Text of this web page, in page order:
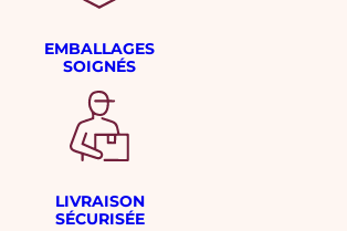
EMBALLAGES
SOIGNÉS
LIVRAISON
SÉCURISÉE